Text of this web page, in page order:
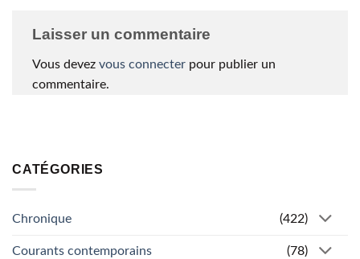
Laisser un commentaire
Vous devez vous connecter pour publier un
commentaire.
CATÉGORIES
Chronique (422)
Courants contemporains (78)